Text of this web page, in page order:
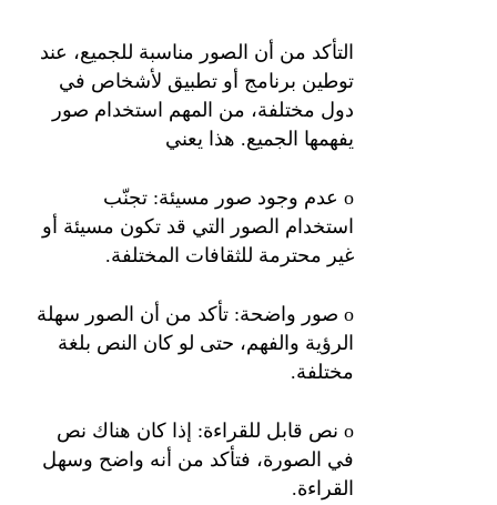
التأكد من أن الصور مناسبة للجميع، عند
توطين برنامج أو تطبيق لأشخاص في
دول مختلفة، من المهم استخدام صور
يفهمها الجميع. هذا يعني
o عدم وجود صور مسيئة: تجنّب
استخدام الصور التي قد تكون مسيئة أو
غير محترمة للثقافات المختلفة.
o صور واضحة: تأكد من أن الصور سهلة
الرؤية والفهم، حتى لو كان النص بلغة
مختلفة.
o نص قابل للقراءة: إذا كان هناك نص
في الصورة، فتأكد من أنه واضح وسهل
القراءة.